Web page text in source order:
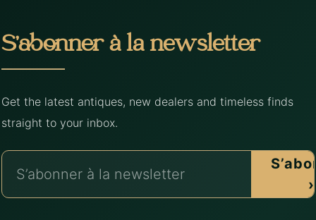
S’abonner à la newsletter
Get the latest antiques, new dealers and timeless finds
straight to your inbox.
›